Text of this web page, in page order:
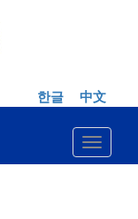
한글 中文
Toggle